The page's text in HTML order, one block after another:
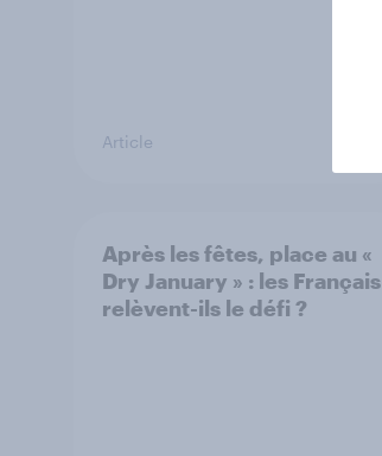
Article
Après les fêtes, place au «
Dry January » : les Français
relèvent-ils le défi ?